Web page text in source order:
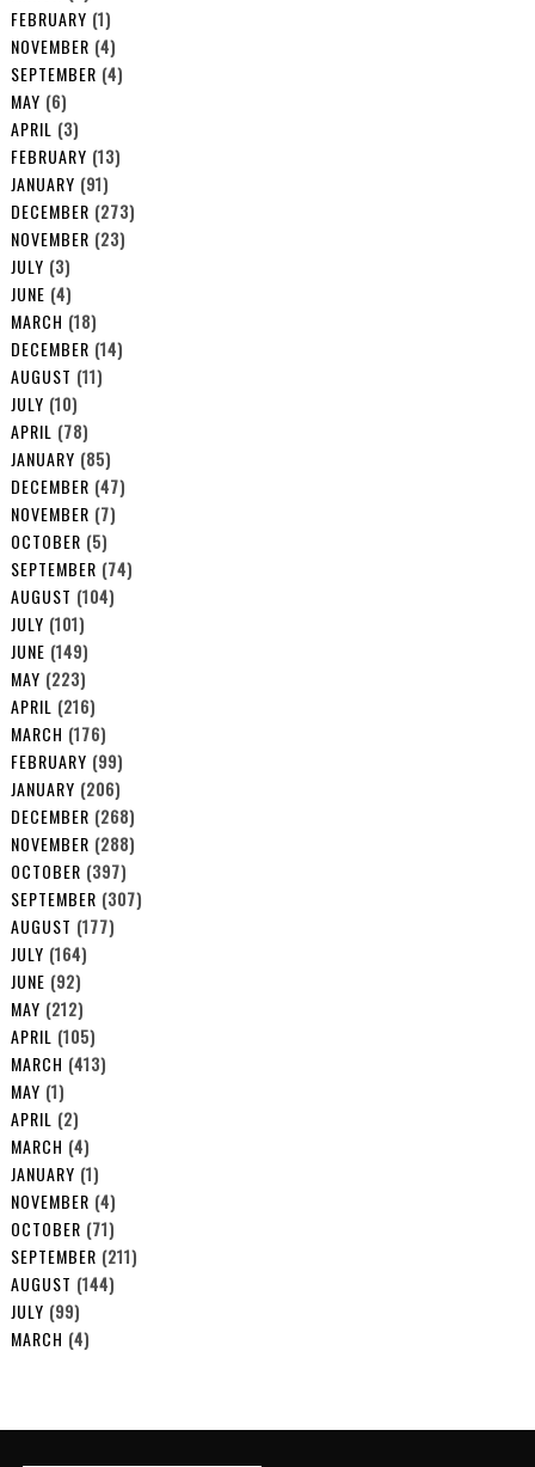
FEBRUARY (1)
NOVEMBER (4)
SEPTEMBER (4)
MAY (6)
APRIL (3)
FEBRUARY (13)
JANUARY (91)
DECEMBER (273)
NOVEMBER (23)
JULY (3)
JUNE (4)
MARCH (18)
DECEMBER (14)
AUGUST (11)
JULY (10)
APRIL (78)
JANUARY (85)
DECEMBER (47)
NOVEMBER (7)
OCTOBER (5)
SEPTEMBER (74)
AUGUST (104)
JULY (101)
JUNE (149)
MAY (223)
APRIL (216)
MARCH (176)
FEBRUARY (99)
JANUARY (206)
DECEMBER (268)
NOVEMBER (288)
OCTOBER (397)
SEPTEMBER (307)
AUGUST (177)
JULY (164)
JUNE (92)
MAY (212)
APRIL (105)
MARCH (413)
MAY (1)
APRIL (2)
MARCH (4)
JANUARY (1)
NOVEMBER (4)
OCTOBER (71)
SEPTEMBER (211)
AUGUST (144)
JULY (99)
MARCH (4)